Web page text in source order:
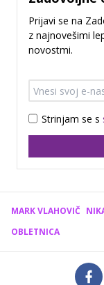
Prijavi se na
z najnovešimi
novostmi.
Strinjam se s
MARK VLAHOVIČ
OBLETNICA